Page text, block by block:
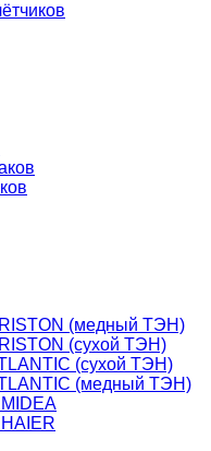
(медный ТЭН)
(сухой ТЭН)
(сухой ТЭН)
(медный ТЭН)